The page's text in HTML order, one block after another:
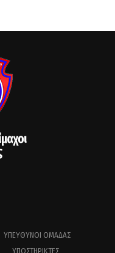
ΥΠΕΎΘΥΝΟΙ ΟΜΆΔΑΣ
ΥΠΟΣΤΗΡΙΚΤΈΣ